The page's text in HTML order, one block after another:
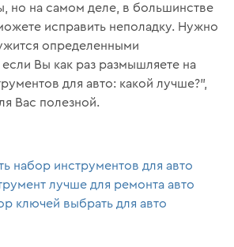
но на самом деле, в большинстве
исправить неполадку. Нужно
определенными
Вы как раз размышляете на
для авто: какой лучше?”,
Вас полезной.
набор инструментов для авто
лучше для ремонта авто
ключей выбрать для авто